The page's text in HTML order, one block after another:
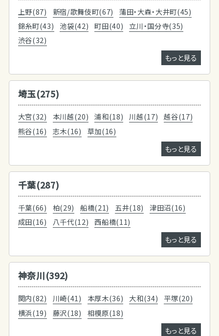
上野(87) 新宿/歌舞伎町(67)
蒲田・大森・大井町(45)
錦糸町(43)
池袋(42) 町田(40)
立川・国分寺(35)
渋谷(32)
もっと見る
埼玉(275)
大宮(32) 本川越(20) 浦和(18) 川越(17)
越谷(17)
熊谷(16)
志木(16)
草加(16)
もっと見る
千葉(287)
千葉(66) 柏(29) 船橋(21) 五井(18)
津田沼(16)
成田(16)
八千代(12)
西船橋(11)
もっと見る
神奈川(392)
関内(82) 川崎(41) 本厚木(36) 大和(34)
平塚(20)
横浜(19)
藤沢(18)
相模原(18)
もっと見る